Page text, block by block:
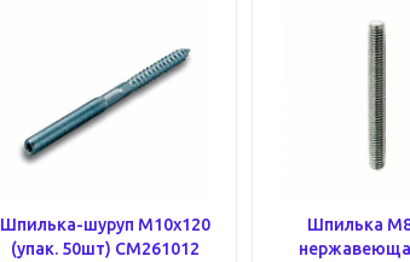
Шпилька-шуруп M10х120
(упак. 50шт) CM261012
Шпилька